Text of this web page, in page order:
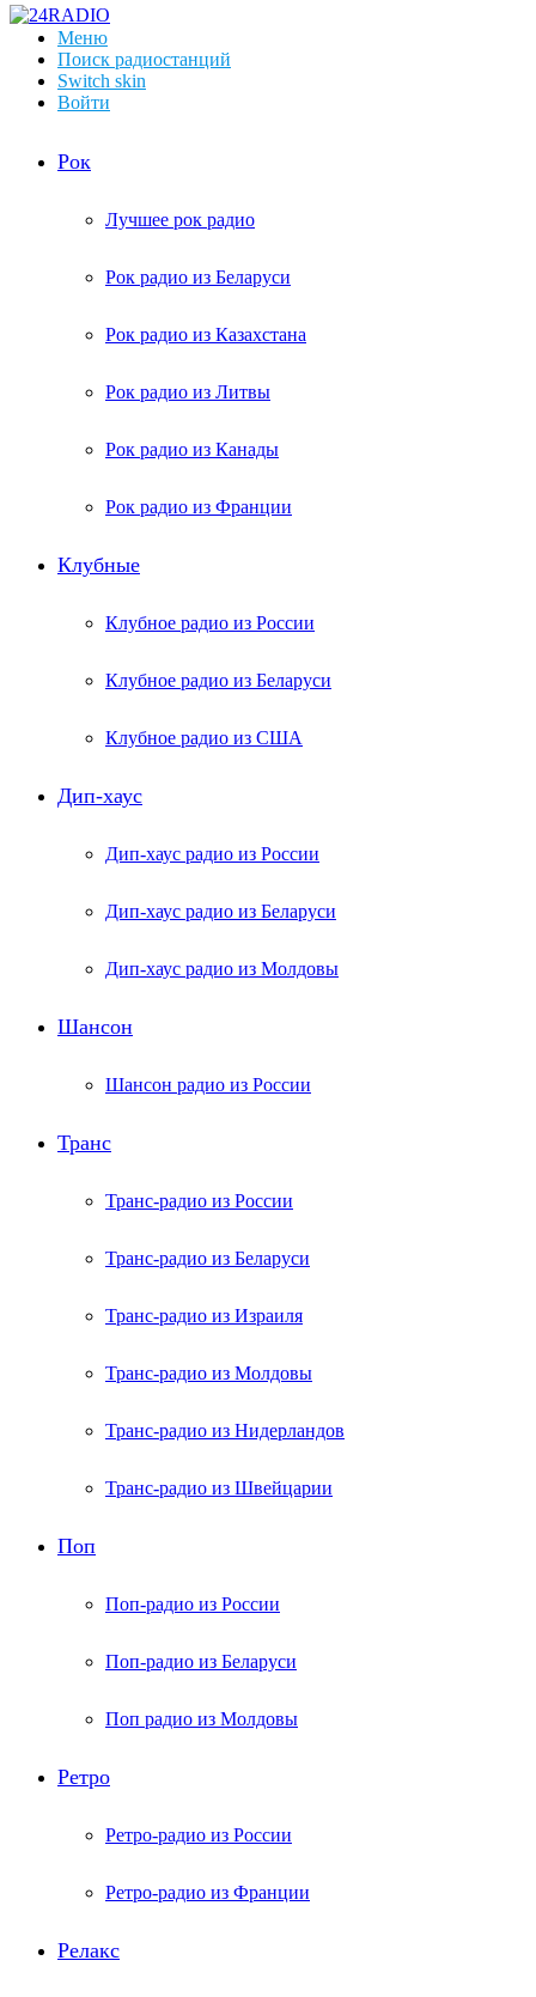
Меню
Поиск радиостанций
Switch skin
Войти
Рок
Лучшее рок радио
Рок радио из Беларуси
Рок радио из Казахстана
Рок радио из Литвы
Рок радио из Канады
Рок радио из Франции
Клубные
Клубное радио из России
Клубное радио из Беларуси
Клубное радио из США
Дип-хаус
Дип-хаус радио из России
Дип-хаус радио из Беларуси
Дип-хаус радио из Молдовы
Шансон
Шансон радио из России
Транс
Транс-радио из России
Транс-радио из Беларуси
Транс-радио из Израиля
Транс-радио из Молдовы
Транс-радио из Нидерландов
Транс-радио из Швейцарии
Поп
Поп-радио из России
Поп-радио из Беларуси
Поп радио из Молдовы
Ретро
Ретро-радио из России
Ретро-радио из Франции
Релакс